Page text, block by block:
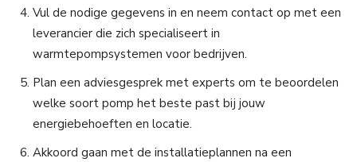
Vul de nodige gegevens in en neem contact op met een
leverancier die zich specialiseert in
warmtepompsystemen voor bedrijven.
Plan een adviesgesprek met experts om te beoordelen
welke soort pomp het beste past bij jouw
energiebehoeften en locatie.
Akkoord gaan met de installatieplannen na een